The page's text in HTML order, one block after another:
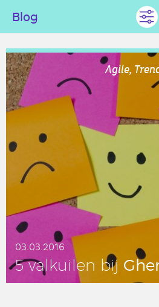
Blog
Agile,
03.03.2016
5 valkui­len bij